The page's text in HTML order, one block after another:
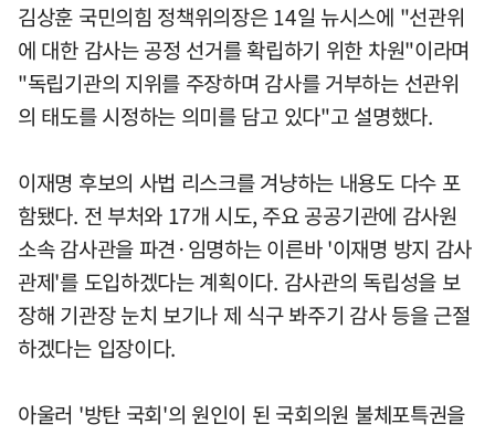
김상훈 국민의힘 정책위의장은 14일 뉴시스에 "선관위
에 대한 감사는 공정 선거를 확립하기 위한 차원"이라며
"독립기관의 지위를 주장하며 감사를 거부하는 선관위
의 태도를 시정하는 의미를 담고 있다"고 설명했다.
이재명 후보의 사법 리스크를 겨냥하는 내용도 다수 포
함됐다. 전 부처와 17개 시도, 주요 공공기관에 감사원
소속 감사관을 파견·임명하는 이른바 '이재명 방지 감사
관제'를 도입하겠다는 계획이다. 감사관의 독립성을 보
장해 기관장 눈치 보기나 제 식구 봐주기 감사 등을 근절
하겠다는 입장이다.
아울러 '방탄 국회'의 원인이 된 국회의원 불체포특권을